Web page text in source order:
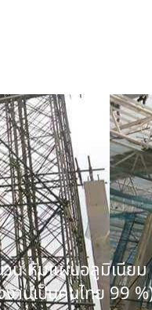
นวน หุ้มแผ่นอลูมิเนียม
านเป็นคนไทย 99